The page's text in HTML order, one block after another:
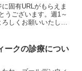
固有URLがもらえま
うございます。週1～
しくお願いいたしま
ークの診療につい